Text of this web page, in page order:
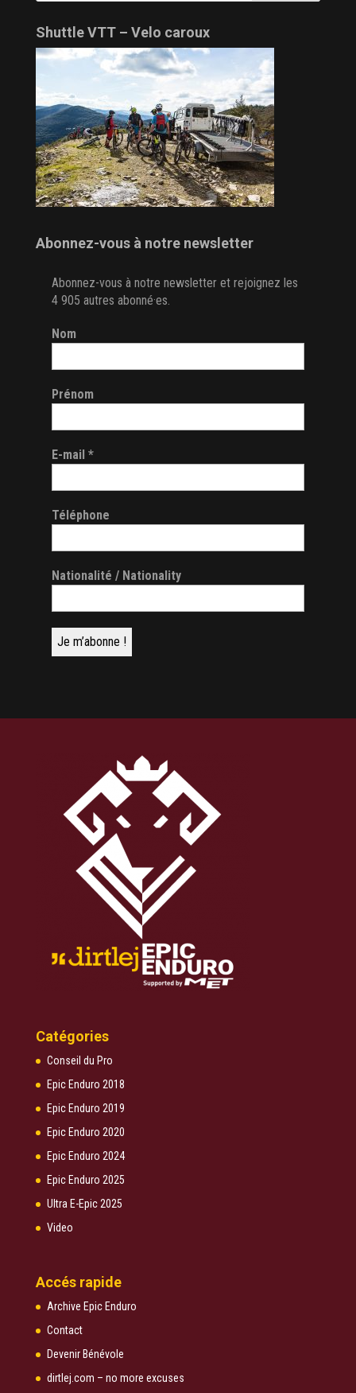
Shuttle VTT – Velo caroux
Abonnez-vous à notre newsletter
Abonnez-vous à notre newsletter et rejoignez les
4 905 autres abonné·es.
Nom
Prénom
E-mail *
Téléphone
Nationalité / Nationality
Catégories
Conseil du Pro
Epic Enduro 2018
Epic Enduro 2019
Epic Enduro 2020
Epic Enduro 2024
Epic Enduro 2025
Ultra E-Epic 2025
Video
Accés rapide
Archive Epic Enduro
Contact
Devenir Bénévole
dirtlej.com – no more excuses